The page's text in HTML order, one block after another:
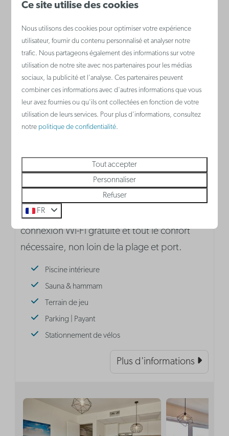
Nieuport
Belgique - Côte belge
Holiday Suites Nieuport propose de
nouvelles locations de vacances avec
connexion Wi-Fi gratuite et tout le confort
nécessaire, non loin de la plage et port.
Piscine intérieure
Sauna & hammam
Terrain de jeu
Parking | Payant
Stationnement de vélos
Plus d'informations
Ce site utilise des cookies
Nous utilisons des cookies pour optimiser votre expérience
utilisateur, fournir du contenu personnalisé et analyser notre
trafic. Nous partageons également des informations sur votre
utilisation de notre site avec nos partenaires pour les médias
sociaux, la publicité et l'analyse. Ces partenaires peuvent
combiner ces informations avec d'autres informations que vous
leur avez fournies ou qu'ils ont collectées en fonction de votre
utilisation de leurs services. Pour plus d'informations, consultez
notre politique de confidentialité.
Tout accepter
Personnaliser
Refuser
FR